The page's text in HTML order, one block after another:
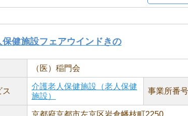
保健施設フェアウインドきの
（医）稲門会
ス
介護老人保健施設（老人保健
施設）
事業所番号
京都府京都市左京区岩倉幡枝町2250